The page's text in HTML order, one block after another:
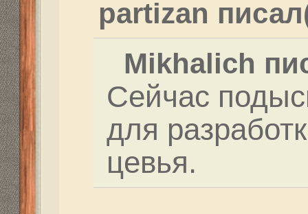
Re: Как и где купить
Дальнобойное-
Mikhalich
Dutch писал(а):
Сегодня
Михалыча после